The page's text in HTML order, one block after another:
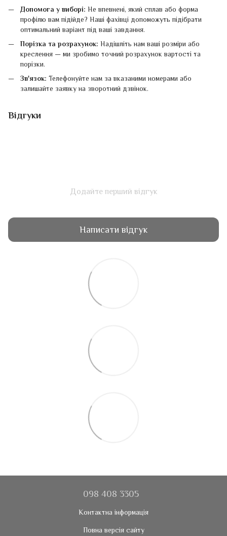
Допомога у виборі: Не впевнені, який сплав або форма
профілю вам підійде? Наші фахівці допоможуть підібрати
оптимальний варіант під ваші завдання.
Порізка та розрахунок: Надішліть нам ваші розміри або
креслення — ми зробимо точний розрахунок вартості та
порізки.
Зв'язок: Телефонуйте нам за вказаними номерами або
залишайте заявку на зворотний дзвінок.
Відгуки
Додайте перший відгук
Написати відгук
098 408 3305
Контактна інформація
Повна версія сайту